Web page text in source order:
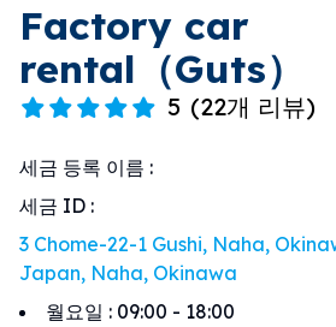
Factory car
rental（Guts）
5 (22개 리뷰)
세금 등록 이름 :
세금 ID :
3 Chome-22-1 Gushi, Naha,
Japan, Naha, Okinawa
월요일 : 09:00 - 18:00